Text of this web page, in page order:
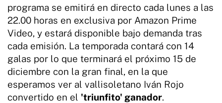
programa se emitirá en directo cada lunes a las
22.00 horas en exclusiva por Amazon Prime
Video, y estará disponible bajo demanda tras
cada emisión. La temporada contará con 14
galas por lo que terminará el próximo 15 de
diciembre con la gran final, en la que
esperamos ver al vallisoletano Iván Rojo
convertido en el 'triunfito' ganador.